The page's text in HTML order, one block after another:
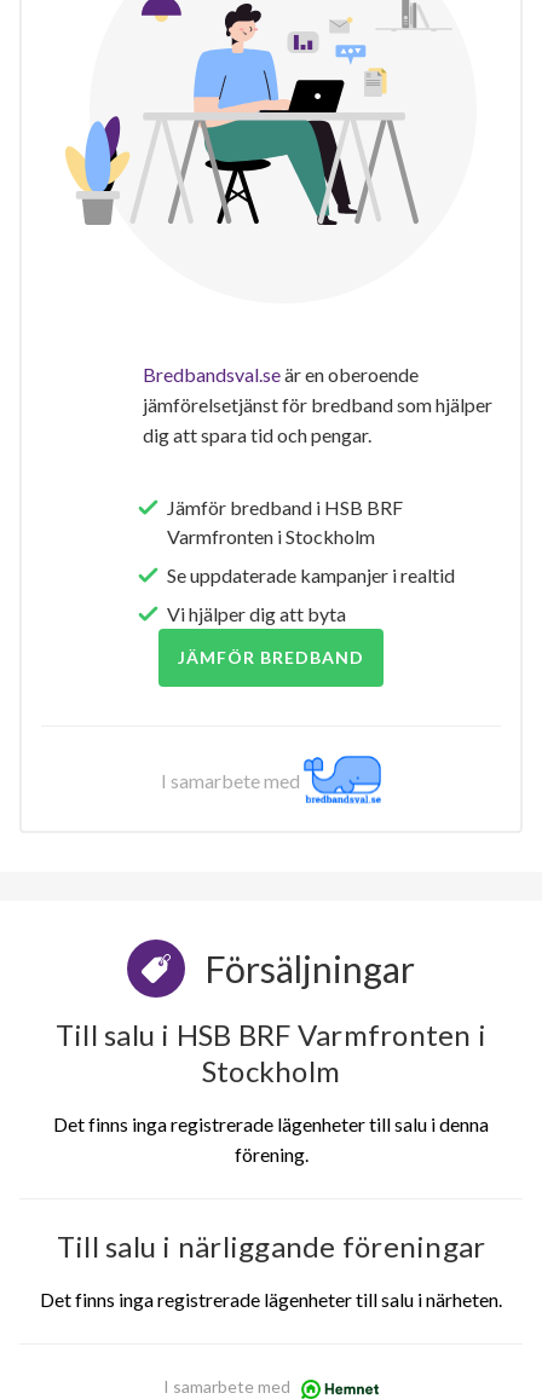
Bredbandsval.seär en oberoende
jämförelsetjänst för bredband som hjälper
dig att spara tid och pengar.
Jämför bredband i HSB BRF
Varmfronten i Stockholm
Se uppdaterade kampanjer i realtid
Vi hjälper dig att byta
JÄMFÖR BREDBAND
I samarbete med
Försäljningar
Till salu i HSB BRF Varmfronten i
Stockholm
Det finns inga registrerade lägenheter till salu i denna
förening.
Till salu i närliggande föreningar
Det finns inga registrerade lägenheter till salu i närheten.
I samarbete med